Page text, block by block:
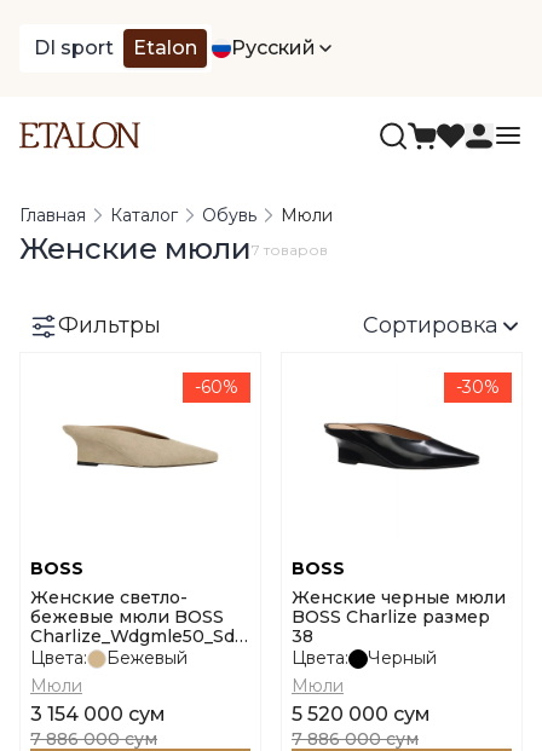
DI sport Etalon Русский
Главная Каталог Обувь Мюли
Женские мюли7 товаров
Фильтры Сортировка
-60%
BOSS
Женские светло-
бежевые мюли BOSS
Charlize_Wdgmle50_Sd
размер 37
Цвета:
Бежевый
Мюли
3 154 000 сум
7 886 000 сум
-30%
BOSS
Женские черные мюли
BOSS Charlize размер
38
Цвета:
Черный
Мюли
5 520 000 сум
7 886 000 сум